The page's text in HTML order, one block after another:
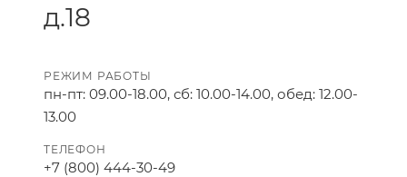
д.18
РЕЖИМ РАБОТЫ
пн-пт: 09.00-18.00, сб: 10.00-14.00, обед: 12.00-
13.00
ТЕЛЕФОН
+7 (800) 444-30-49